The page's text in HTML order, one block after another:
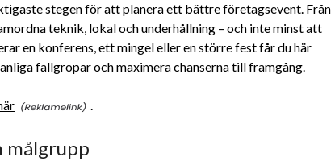
stegen för att planera ett bättre företagsevent. Från
teknik, lokal och underhållning – och inte minst att
en konferens, ett mingel eller en större fest får du här
fallgropar och maximera chanserna till framgång.
.
målgrupp